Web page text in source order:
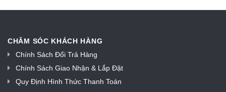
CHĂM SÓC KHÁCH HÀNG
Chính Sách Đổi Trả Hàng
Chính Sách Giao Nhận & Lắp Đặt
Quy Định Hình Thức Thanh Toán